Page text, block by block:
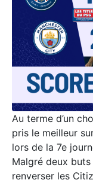
Au terme d’un
pris le meilleur
lors de la 7e
Malgré deux
renverser les